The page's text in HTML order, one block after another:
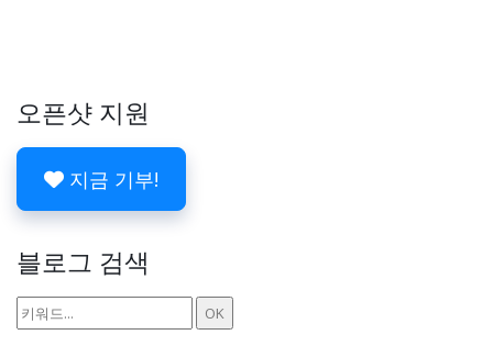
오픈샷 지원
지금 기부!
블로그 검색